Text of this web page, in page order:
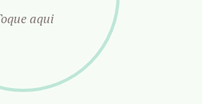
aqui